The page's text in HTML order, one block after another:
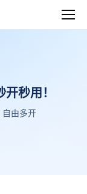
秒用！
由多开